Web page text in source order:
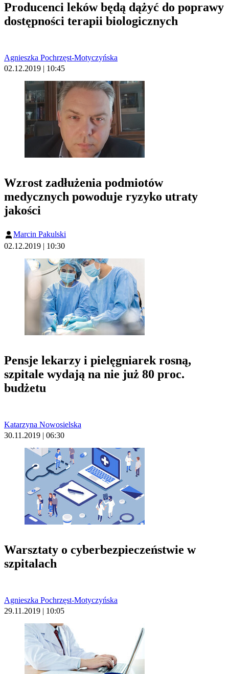
Producenci leków będą dążyć do poprawy
dostępności terapii biologicznych
Agnieszka Pochrzęst-Motyczyńska
02.12.2019 | 10:45
Wzrost zadłużenia podmiotów
medycznych powoduje ryzyko utraty
jakości
Marcin Pakulski
02.12.2019 | 10:30
Pensje lekarzy i pielęgniarek rosną,
szpitale wydają na nie już 80 proc.
budżetu
Katarzyna Nowosielska
30.11.2019 | 06:30
Warsztaty o cyberbezpieczeństwie w
szpitalach
Agnieszka Pochrzęst-Motyczyńska
29.11.2019 | 10:05